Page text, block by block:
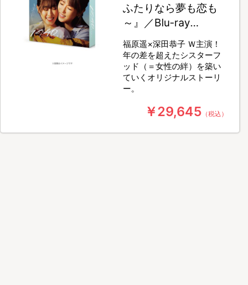
ふたりなら夢も恋も
～』／Blu-ray
BOX（送料無料・4枚
組）
福原遥×深田恭子 Ｗ主演！
年の差を超えたシスターフ
ッド（＝女性の絆）を築い
ていくオリジナルストーリ
ー。
￥29,645 （税込）